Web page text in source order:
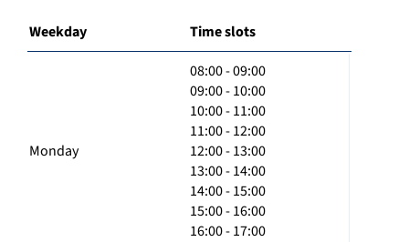
Weekday Time slots
Monday
08:00 - 09:00
09:00 - 10:00
10:00 - 11:00
11:00 - 12:00
12:00 - 13:00
13:00 - 14:00
14:00 - 15:00
15:00 - 16:00
16:00 - 17:00